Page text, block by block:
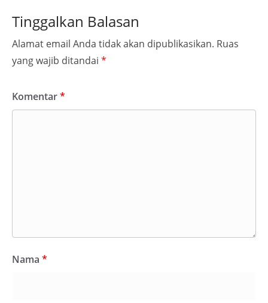
Tinggalkan Balasan
Alamat email Anda tidak akan dipublikasikan. Ruas
yang wajib ditandai *
Komentar*
Nama *